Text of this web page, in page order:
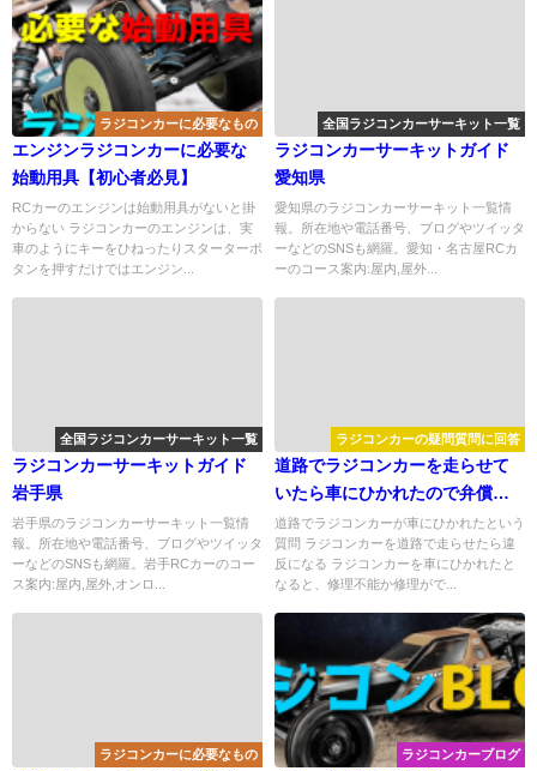
ラジコンカーに必要なもの
エンジンラジコンカーに必要な
始動用具【初心者必見】
RCカーのエンジンは始動用具がないと掛
からない ラジコンカーのエンジンは、実
車のようにキーをひねったりスターターボ
タンを押すだけではエンジン...
全国ラジコンカーサーキット一覧
ラジコンカーサーキットガイド
愛知県
愛知県のラジコンカーサーキット一覧情
報。所在地や電話番号、ブログやツイッタ
ーなどのSNSも網羅。愛知・名古屋RCカ
ーのコース案内:屋内,屋外...
全国ラジコンカーサーキット一覧
ラジコンカーサーキットガイド
岩手県
岩手県のラジコンカーサーキット一覧情
報。所在地や電話番号、ブログやツイッタ
ーなどのSNSも網羅。岩手RCカーのコー
ス案内:屋内,屋外,オンロ...
ラジコンカーの疑問質問に回答
道路でラジコンカーを走らせて
いたら車にひかれたので弁償し
てほしい
道路でラジコンカーが車にひかれたという
質問 ラジコンカーを道路で走らせたら違
反になる ラジコンカーを車にひかれたと
なると、修理不能か修理がで...
ラジコンカーに必要なもの ラジコンカーブログ